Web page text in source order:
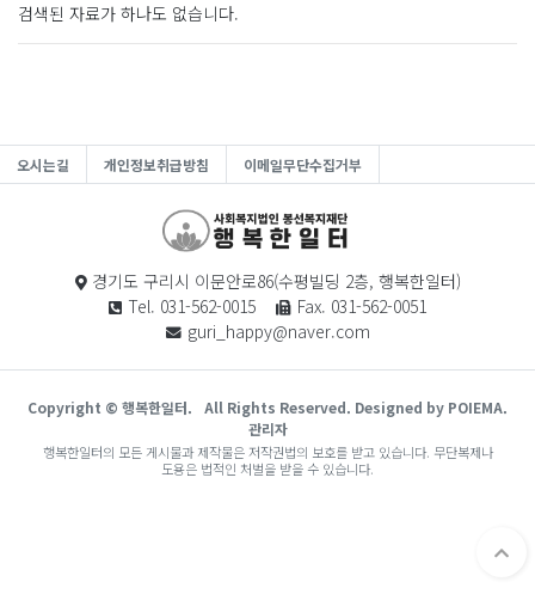
검색된 자료가 하나도 없습니다.
오시는길 개인정보취급방침 이메일무단수집거부
경기도 구리시 이문안로86(수평빌딩 2층, 행복한일터)
Tel. 031-562-0015
Fax. 031-562-0051
guri_happy@naver.com
Copyright © 행복한일터.
All Rights Reserved. Designed by POIEMA.
관리자
행복한일터의 모든 게시물과 제작물은 저작권법의 보호를 받고 있습니다. 무단복제나
도용은 법적인 처벌을 받을 수 있습니다.